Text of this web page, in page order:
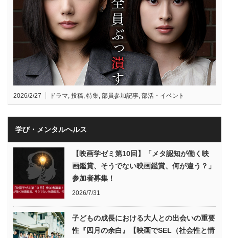
2026/2/27 ドラマ, 投稿, 特集, 部員参加記事, 部活・イベント
学び・メンタルヘルス
【映画学ゼミ第10回】「メタ認知が働く映
画鑑賞、そうでない映画鑑賞、何が違う？」
参加者募集！
2026/7/31
子どもの成長における大人との出会いの重要
性『四月の余白』【映画でSEL（社会性と情